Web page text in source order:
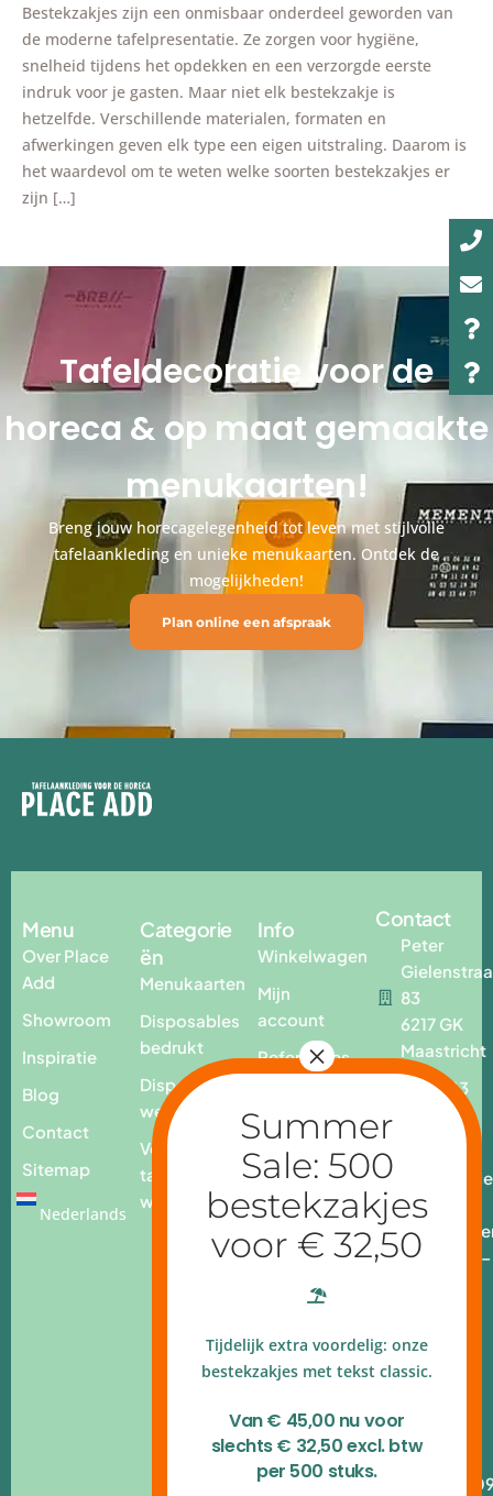
Bestekzakjes zijn een onmisbaar onderdeel geworden van
de moderne tafelpresentatie. Ze zorgen voor hygiëne,
snelheid tijdens het opdekken en een verzorgde eerste
indruk voor je gasten. Maar niet elk bestekzakje is
hetzelfde. Verschillende materialen, formaten en
afwerkingen geven elk type een eigen uitstraling. Daarom is
het waardevol om te weten welke soorten bestekzakjes er
zijn […]
Tafeldecoratie voor de
horeca & op maat gemaakte
menukaarten!
Breng jouw horecagelegenheid tot leven met stijlvolle
tafelaankleding en unieke menukaarten. Ontdek de
mogelijkheden!
Plan online een afspraak
Menu
Over Place
Add
Showroom
Inspiratie
Blog
Contact
Sitemap
Nederlands
Categorie
ën
Menukaarten
Disposables
bedrukt
Disposables
webshop
Voor op
tafel
webshop
Info
Winkelwagen
Mijn
account
Referenties
Contact
Peter
83
6217 GK
Maastricht
T. +31 43
3259232
add.nl
Ma - vr: 9.00 –
Google
reviews
140.54.790
B.T.W.nr
Tijdelijk extra voordelig: onze
bestekzakjes met tekst classic.
Van € 45,00 nu voor
slechts € 32,50 excl. btw
per 500 stuks.